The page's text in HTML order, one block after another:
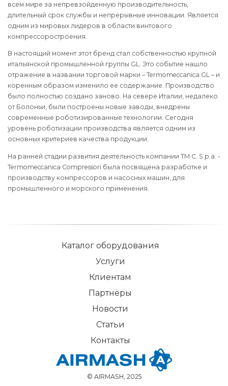
всем мире за непревзойденную производительность,
длительный срок службы и непрерывные инновации. Является
одним из мировых лидеров в области винтового
компрессоростроения.
В настоящий момент этот бренд стал собственностью крупной
итальянской промышленной группы GL. Это событие нашло
отражение в названии торговой марки – Termomeccanica GL – и
коренным образом изменило ее содержание. Производство
было полностью создано заново. На севере Италии, недалеко
от Болоньи, были построены новые заводы, внедрены
современные роботизированные технологии. Сегодня
уровень роботизации производства является одним из
основных критериев качества продукции.
На ранней стадии развития деятельность компании TM.C. S.p.a. -
Termomeccanica Compressori была посвящена разработке и
производству компрессоров и насосных машин, для
промышленного и морского применения.
© AIRMASH, 2025
Каталог оборудования
Услуги
Клиентам
Партнёры
Новости
Статьи
Контакты